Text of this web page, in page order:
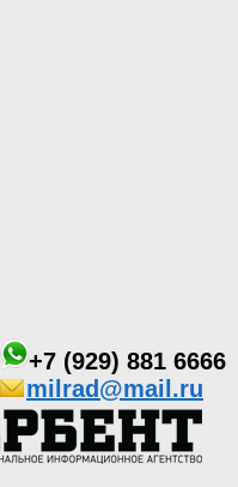
+7 (929) 881 6666
milrad@mail.ru